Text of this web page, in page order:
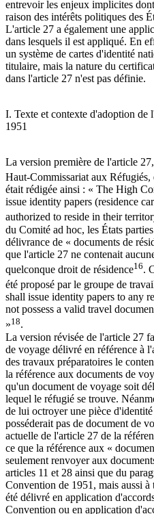
entrevoir les enjeux implicites
raison des intérêts politiques des
L'article 27 a également une
dans lesquels il est appliqué. En
un système de cartes d'identité
titulaire, mais la nature du
dans l'article 27 n'est pas définie.
I. Texte et contexte d'adoption de
1951
La version première de l'article
Haut-Commissariat aux Réfugiés,
était rédigée ainsi : « The High
issue identity papers (residence
authorized to reside in their
du Comité ad hoc, les États
délivrance de « documents de
que l'article 27 ne contenait
quelconque droit de résidence16.
été proposé par le groupe de
shall issue identity papers to any
not possess a valid travel
»18.
La version révisée de l'article 27
de voyage délivré en référence à
des travaux préparatoires le
la référence aux documents de
qu'un document de voyage soit
lequel le réfugié se trouve.
de lui octroyer une pièce
posséderait pas de document de
actuelle de l'article 27 de la
ce que la référence aux «
seulement renvoyer aux
articles 11 et 28 ainsi que du
Convention de 1951, mais aussi
été délivré en application
Convention ou en application